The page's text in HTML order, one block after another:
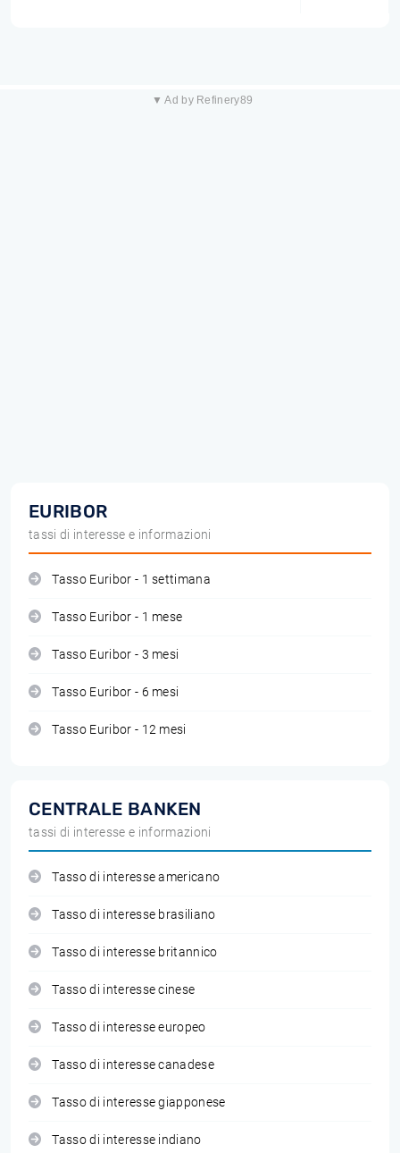
▼ Ad by Refinery89
EURIBOR
tassi di interesse e informazioni
Tasso Euribor - 1 settimana
Tasso Euribor - 1 mese
Tasso Euribor - 3 mesi
Tasso Euribor - 6 mesi
Tasso Euribor - 12 mesi
CENTRALE BANKEN
tassi di interesse e informazioni
Tasso di interesse americano
Tasso di interesse brasiliano
Tasso di interesse britannico
Tasso di interesse cinese
Tasso di interesse europeo
Tasso di interesse canadese
Tasso di interesse giapponese
Tasso di interesse indiano